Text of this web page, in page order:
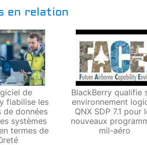
en relation
de
fiabilise les
de données
systèmes
termes de
BlackBerry qualifie
environnement
QNX SDP 7.1 pour
nouveaux
mil-aéro